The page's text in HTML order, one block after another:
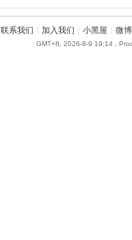
联系我们 加入我们 小黑屋 微博
GMT+8, 2026-8-9 19:14 ,